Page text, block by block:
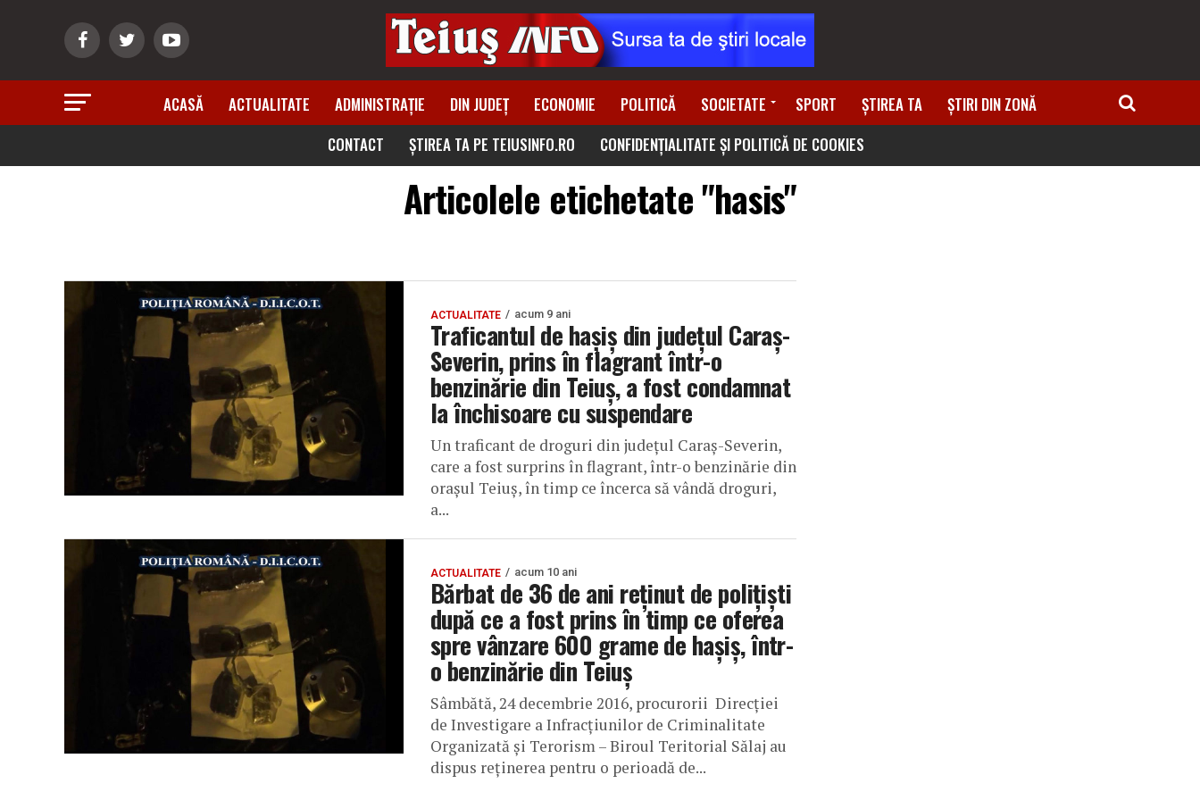
ACASĂ ACTUALITATE ADMINISTRAȚIE DIN JUDEȚ ECONOMIE POLITICĂ SOCIETATE SPORT ȘTIREA TA
ȘTIRI DIN ZONĂ
CONTACT
ȘTIREA TA PE TEIUSINFO.RO CONFIDENȚIALITATE ȘI POLITICĂ DE COOKIES
Articolele etichetate "hasis"
ACTUALITATE acum 9 ani
Traficantul de haşiş din județul Caraș-
Severin, prins în flagrant într-o
benzinărie din Teiuş, a fost condamnat
la închisoare cu suspendare
Un traficant de droguri din județul Caraș-Severin,
care a fost surprins în flagrant, într-o benzinărie din
oraşul Teiuş, în timp ce încerca să vândă droguri,
a...
ACTUALITATE acum 10 ani
Bărbat de 36 de ani reținut de polițiști
după ce a fost prins în timp ce oferea
spre vânzare 600 grame de hașiș, într-
o benzinărie din Teiuş
Sâmbătă, 24 decembrie 2016, procurorii Direcţiei
de Investigare a Infracţiunilor de Criminalitate
Organizată şi Terorism – Biroul Teritorial Sălaj au
dispus reţinerea pentru o perioadă de...